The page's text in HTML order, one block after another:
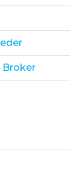
Broker